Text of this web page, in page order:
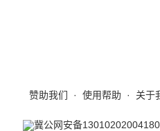
赞助我们 · 使用帮助 · 关于
冀公网安备